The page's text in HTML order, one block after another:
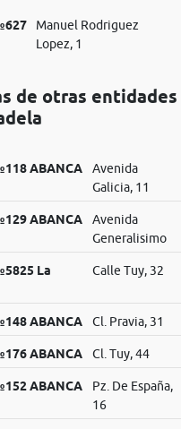
Manuel Rodriguez
Lopez, 1
de otras entidades
ABANCA
Avenida
Galicia, 11
ABANCA
Avenida
Generalisimo
La
Calle Tuy, 32
ABANCA Cl. Pravia, 31
ABANCA Cl. Tuy, 44
ABANCA
Pz. De España,
16